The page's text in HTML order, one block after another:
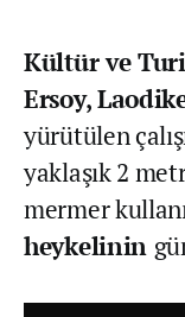
Kültür ve
Ersoy,
yürütülen
yaklaşık 2
mermer
heykelinin